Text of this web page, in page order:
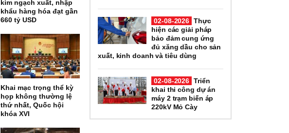
kim ngạch xuất, nhập
khẩu hàng hóa đạt gần
660 tỷ USD
Khai mạc trọng thể kỳ
họp không thường lệ
thứ nhất, Quốc hội
khóa XVI
02-08-2026 Thực
hiện các giải pháp
bảo đảm cung ứng
đủ xăng dầu cho sản
xuất, kinh doanh và tiêu dùng
02-08-2026 Triển
khai thi công dự án
máy 2 trạm biến áp
220kV Mỏ Cày